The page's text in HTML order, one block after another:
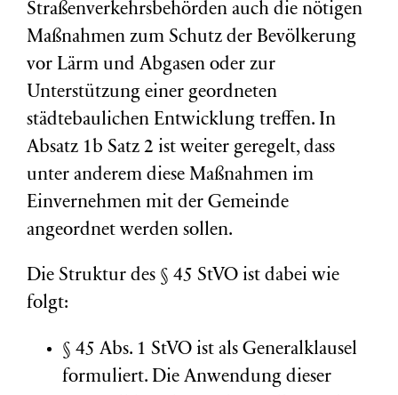
Straßenverkehrsbehörden auch die nötigen
Maßnahmen zum Schutz der Bevölkerung
vor Lärm und Abgasen oder zur
Unterstützung einer geordneten
städtebaulichen Entwicklung treffen. In
Absatz 1b Satz 2 ist weiter geregelt, dass
unter anderem diese Maßnahmen im
Einvernehmen mit der Gemeinde
angeordnet werden sollen.
Die Struktur des § 45 StVO ist dabei wie
folgt:
§ 45 Abs. 1 StVO ist als Generalklausel
formuliert. Die Anwendung dieser